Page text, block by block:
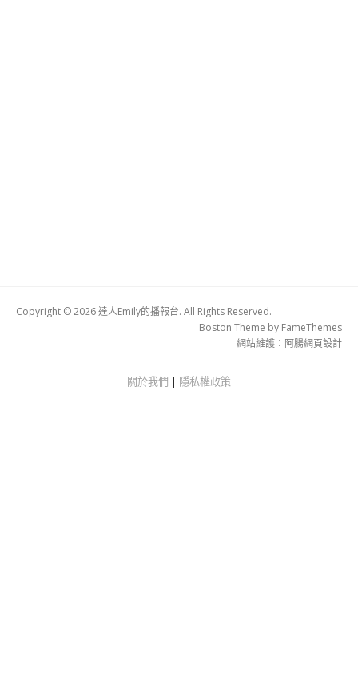
Copyright © 2026 達人Emily的播報台. All Rights Reserved.
Boston Theme by FameThemes
網站維護： 阿腸網頁設計
關於我們 | 隱私權政策